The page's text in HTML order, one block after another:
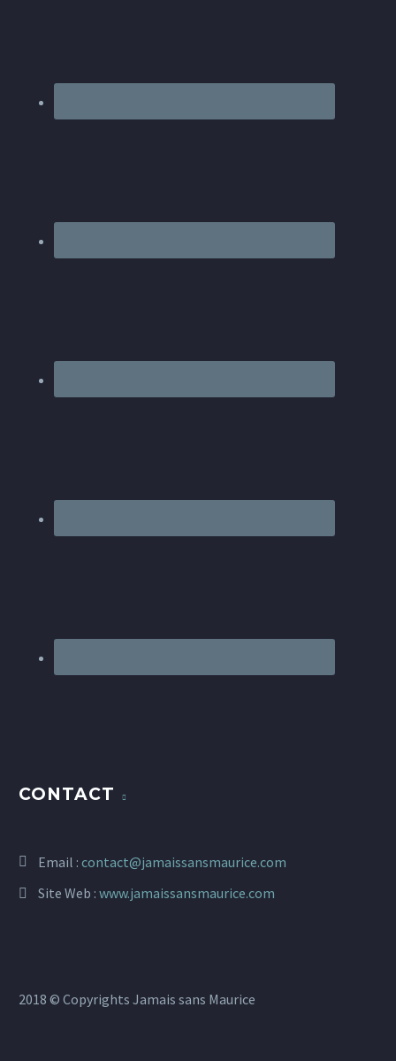
CONTACT
Email : contact@jamaissansmaurice.com
Site Web : www.jamaissansmaurice.com
2018 © Copyrights Jamais sans Maurice